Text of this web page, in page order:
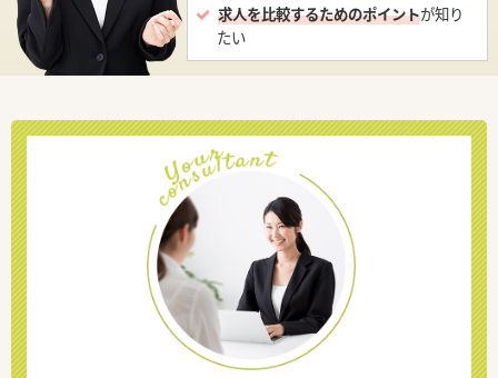
求人を比較するためのポイントが知り
たい